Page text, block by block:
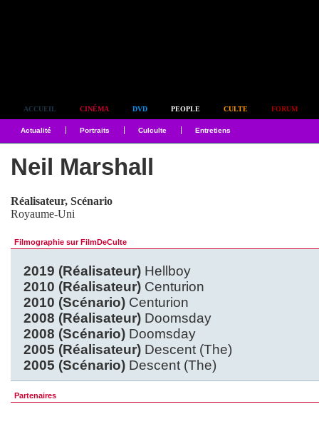
ACCUEIL CINÉMA DVD PEOPLE CULTE FORUM
Actualité Portraits Culculte Entretiens
Neil Marshall
Réalisateur, Scénario
Royaume-Uni
Filmographie sur FilmDeCulte
2019 (Réalisateur) Hellboy
2010 (Réalisateur) Centurion
2010 (Scénario) Centurion
2008 (Réalisateur) Doomsday
2008 (Scénario) Doomsday
2005 (Réalisateur) Descent (The)
2005 (Scénario) Descent (The)
Partenaires